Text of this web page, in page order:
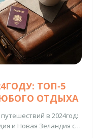
ТОП‑5
ОТДЫХА
в 2024год:
и Новая Зеландия с